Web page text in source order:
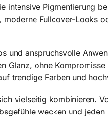
intensive Pigmentierung
Fullcover-Looks
und anspruchsvolle
Glanz, ohne
trendige Farben und
vielseitig kombinieren.
wecken und